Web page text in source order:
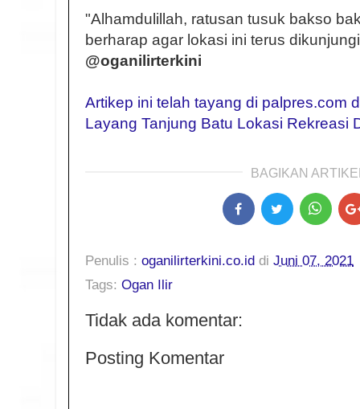
"Alhamdulillah, ratusan tusuk bakso
berharap agar lokasi ini terus
@oganilirterkini
Artikep ini telah tayang di palpres.com
Layang Tanjung Batu Lokasi Rekreasi
BAGIKAN
Penulis : oganilirterkini.co.id di Juni 07, 2021
Tags: Ogan Ilir
Tidak ada komentar:
Posting Komentar